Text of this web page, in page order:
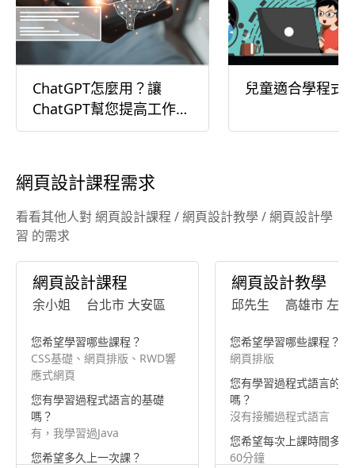
ChatGPT怎麼用？讓
ChatGPT幫您提高工作效
率
兒童適合學程式
網頁設計課程需求
看看其他人對 網頁設計課程 / 網頁設計教學 / 網頁設計學
習 的需求
網頁設計課程
余小姐 台北市 大安區
您希望學習哪些課程？
CSS基礎、網頁排版、RWD響
應式網頁
您有學習過程式語言的基礎
嗎？
有，我學習過Java
您希望多久上一次課？
網頁設計教學
邱先生 高雄市 左
您希望學習哪些課程？
網頁排版
您有學習過程式語言的基
嗎？
沒有接觸過程式語言
您希望每次上課時間多長
60分鐘